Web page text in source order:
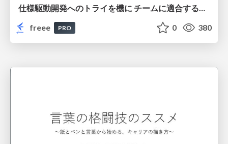
freee
PRO 0 380